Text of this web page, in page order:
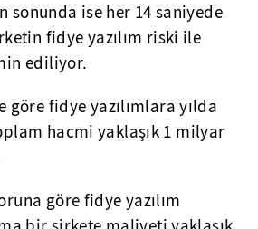
sonunda ise her 14 saniyede
fidye yazılım riski ile
ediliyor.
göre fidye yazılımlara yılda
hacmi yaklaşık 1 milyar
göre fidye yazılım